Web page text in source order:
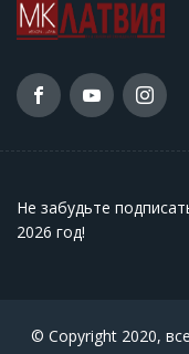
Не забудьте
2026 год!
© Copyright 2020,